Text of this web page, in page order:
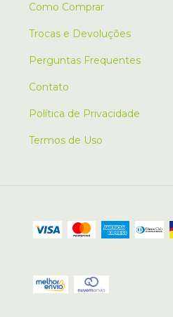
Como Comprar
Trocas e Devoluções
Perguntas Frequentes
Contato
Política de Privacidade
Termos de Uso